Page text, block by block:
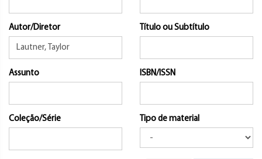
Autor/Diretor Título ou Subtítulo
Assunto ISBN/ISSN
Coleção/Série Tipo de material